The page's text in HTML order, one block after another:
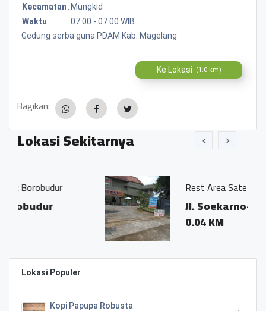
Kecamatan : Mungkid
Waktu
:07:00 - 07:00 WIB
Gedung serba guna PDAM Kab. Magelang
Ke Lokasi (1.0 km)
Bagikan:
Lokasi Sekitarnya
Rest Area Sate Maranggi
Jl. Soekarno-Hatta
0.04 KM
Lokasi Populer
Kopi Papupa Robusta